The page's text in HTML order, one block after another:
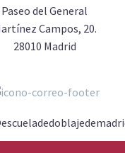
Paseo del General
Campos, 20.
28010 Madrid